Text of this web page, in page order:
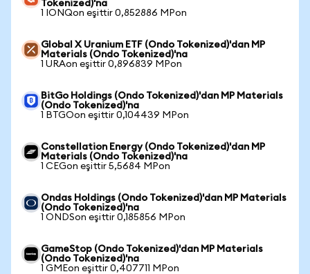
Tokenized)'na
1 IONQon eşittir 0,852886 MPon
Global X Uranium ETF (Ondo Tokenized)'dan MP
Materials (Ondo Tokenized)'na
1 URAon eşittir 0,896839 MPon
BitGo Holdings (Ondo Tokenized)'dan MP Materials
(Ondo Tokenized)'na
1 BTGOon eşittir 0,104439 MPon
Constellation Energy (Ondo Tokenized)'dan MP
Materials (Ondo Tokenized)'na
1 CEGon eşittir 5,5684 MPon
Ondas Holdings (Ondo Tokenized)'dan MP Materials
(Ondo Tokenized)'na
1 ONDSon eşittir 0,185856 MPon
GameStop (Ondo Tokenized)'dan MP Materials
(Ondo Tokenized)'na
1 GMEon eşittir 0,407711 MPon